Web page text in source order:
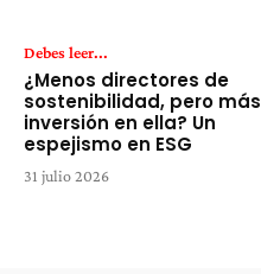
Debes leer...
¿Menos directores de
sostenibilidad, pero más
inversión en ella? Un
espejismo en ESG
31 julio 2026